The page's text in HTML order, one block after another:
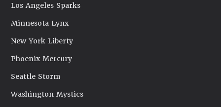
Los Angeles Sparks
Minnesota Lynx
New York Liberty
Phoenix Mercury
Seattle Storm
Washington Mystics